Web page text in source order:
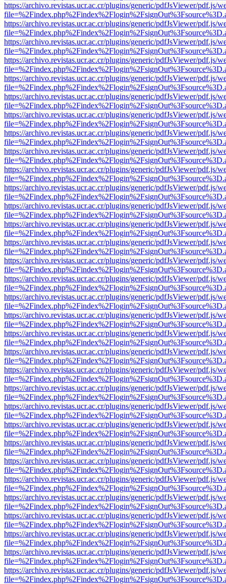
https://archivo.revistas.ucr.ac.cr/plugins/generic/pdfJsViewer/pdf.js/
https://archivo.revistas.ucr.ac.cr/plugins/generic/pdfJsViewer/pdf.js/
https://archivo.revistas.ucr.ac.cr/plugins/generic/pdfJsViewer/pdf.js/
https://archivo.revistas.ucr.ac.cr/plugins/generic/pdfJsViewer/pdf.js/
https://archivo.revistas.ucr.ac.cr/plugins/generic/pdfJsViewer/pdf.js/
https://archivo.revistas.ucr.ac.cr/plugins/generic/pdfJsViewer/pdf.js/
https://archivo.revistas.ucr.ac.cr/plugins/generic/pdfJsViewer/pdf.js/
https://archivo.revistas.ucr.ac.cr/plugins/generic/pdfJsViewer/pdf.js/
https://archivo.revistas.ucr.ac.cr/plugins/generic/pdfJsViewer/pdf.js/
https://archivo.revistas.ucr.ac.cr/plugins/generic/pdfJsViewer/pdf.js/
https://archivo.revistas.ucr.ac.cr/plugins/generic/pdfJsViewer/pdf.js/
https://archivo.revistas.ucr.ac.cr/plugins/generic/pdfJsViewer/pdf.js/
https://archivo.revistas.ucr.ac.cr/plugins/generic/pdfJsViewer/pdf.js/
https://archivo.revistas.ucr.ac.cr/plugins/generic/pdfJsViewer/pdf.js/
https://archivo.revistas.ucr.ac.cr/plugins/generic/pdfJsViewer/pdf.js/
https://archivo.revistas.ucr.ac.cr/plugins/generic/pdfJsViewer/pdf.js/
https://archivo.revistas.ucr.ac.cr/plugins/generic/pdfJsViewer/pdf.js/
https://archivo.revistas.ucr.ac.cr/plugins/generic/pdfJsViewer/pdf.js/
https://archivo.revistas.ucr.ac.cr/plugins/generic/pdfJsViewer/pdf.js/
https://archivo.revistas.ucr.ac.cr/plugins/generic/pdfJsViewer/pdf.js/
https://archivo.revistas.ucr.ac.cr/plugins/generic/pdfJsViewer/pdf.js/
https://archivo.revistas.ucr.ac.cr/plugins/generic/pdfJsViewer/pdf.js/
https://archivo.revistas.ucr.ac.cr/plugins/generic/pdfJsViewer/pdf.js/
https://archivo.revistas.ucr.ac.cr/plugins/generic/pdfJsViewer/pdf.js/
https://archivo.revistas.ucr.ac.cr/plugins/generic/pdfJsViewer/pdf.js/
https://archivo.revistas.ucr.ac.cr/plugins/generic/pdfJsViewer/pdf.js/
https://archivo.revistas.ucr.ac.cr/plugins/generic/pdfJsViewer/pdf.js/
https://archivo.revistas.ucr.ac.cr/plugins/generic/pdfJsViewer/pdf.js/
https://archivo.revistas.ucr.ac.cr/plugins/generic/pdfJsViewer/pdf.js/
https://archivo.revistas.ucr.ac.cr/plugins/generic/pdfJsViewer/pdf.js/
https://archivo.revistas.ucr.ac.cr/plugins/generic/pdfJsViewer/pdf.js/
https://archivo.revistas.ucr.ac.cr/plugins/generic/pdfJsViewer/pdf.js/